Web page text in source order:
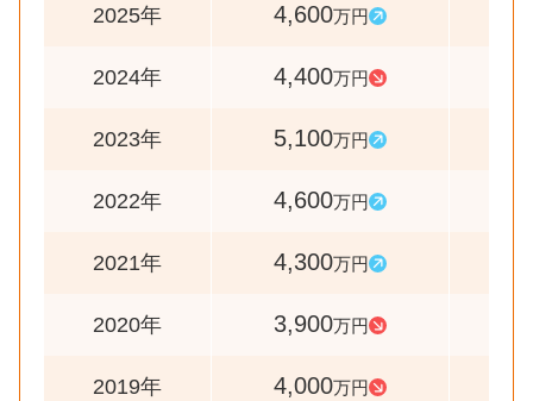
2025年 4,600万円
2024年 4,400万円
2023年 5,100万円
2022年 4,600万円
2021年 4,300万円
2020年 3,900万円
2019年 4,000万円